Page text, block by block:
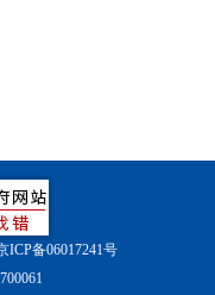
ICP备06017241号